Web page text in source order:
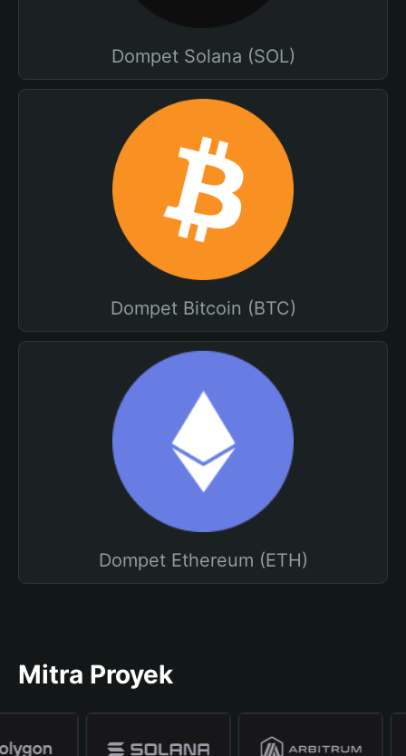
Dompet Solana (SOL)
Dompet Bitcoin (BTC)
Dompet Ethereum (ETH)
Mitra Proyek